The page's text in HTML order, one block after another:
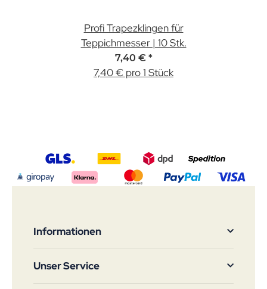
Profi Trapezklingen für
Teppichmesser | 10 Stk.
7,40 € *
7,40 € pro 1 Stück
Informationen
Unser Service